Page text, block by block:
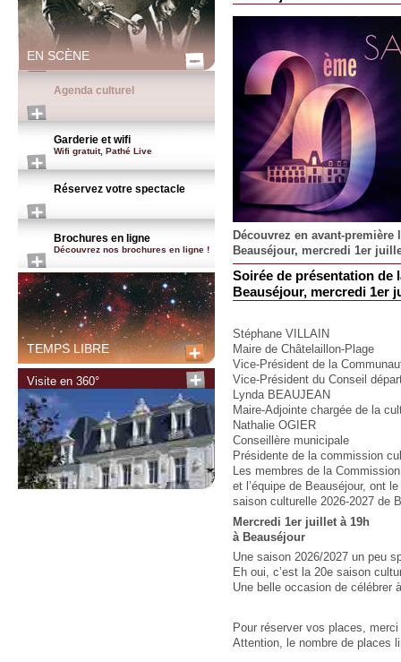
EN SCÈNE
Agenda culturel
Garderie et wifi
Wifi gratuit, Pathé Live
Réservez votre spectacle
Brochures en ligne
Découvrez nos brochures en ligne !
TEMPS LIBRE
Visite en 360°
Découvrez en avant-
Beauséjour, mercredi 1er
Soirée de présentation de
Beauséjour, mercredi 1er
Stéphane VILLAIN
Maire de Châtelaillon-Plage
Vice-Président de la
Vice-Président du Conseil
Lynda BEAUJEAN
Maire-Adjointe chargée de la
Nathalie OGIER
Conseillère municipale
Présidente de la commission
Les membres de la
et l’équipe de Beauséjour, ont
saison culturelle 2026-2027 de
Mercredi 1er juillet à 19h
à Beauséjour
Une saison 2026/2027 un peu
Eh oui, c’est la 20e saison
Une belle occasion de célébrer
Pour réserver vos places,
Attention, le nombre de places